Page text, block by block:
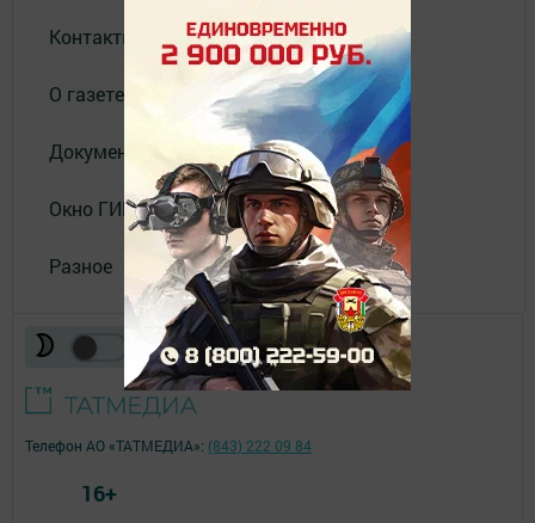
Контакты
О газете
Документы
Окно ГИБДД
Разное
Телефон АО «ТАТМЕДИА»: (843) 222 09 84
16+